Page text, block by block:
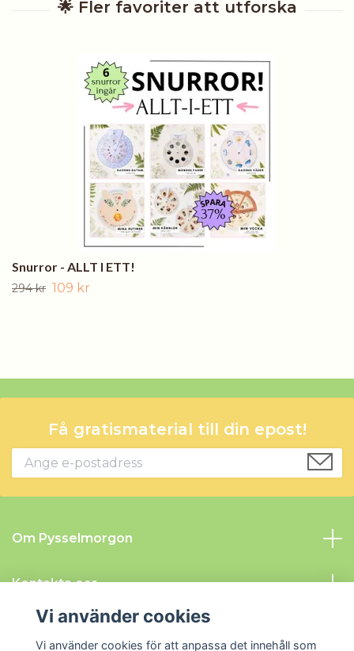
Snurror - ALLT I ETT!
294 kr 109 kr
Få gratismaterial till din epost!
Om Pysselmorgon
Kontakta oss
Vi använder cookies
Vi använder cookies för att anpassa det innehåll som